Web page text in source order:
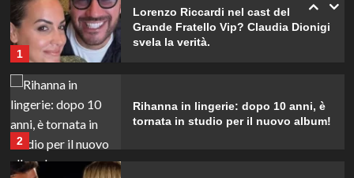
1
Lorenzo Riccardi nel cast del
Grande Fratello Vip? Claudia Dionigi
svela la verità.
2
Rihanna in lingerie: dopo 10 anni, è
tornata in studio per il nuovo album!